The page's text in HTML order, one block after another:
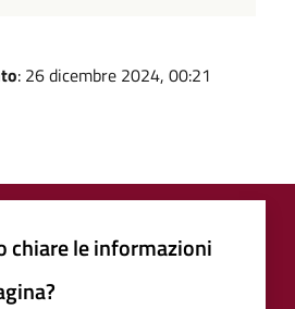
: 26 dicembre 2024, 00:21
chiare le informazioni